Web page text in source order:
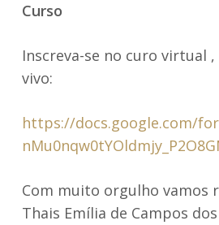
Curso
Inscreva-se no curo virtual
vivo:
https://docs.google.com/
Com muito orgulho vamos
Thais Emília de Campos